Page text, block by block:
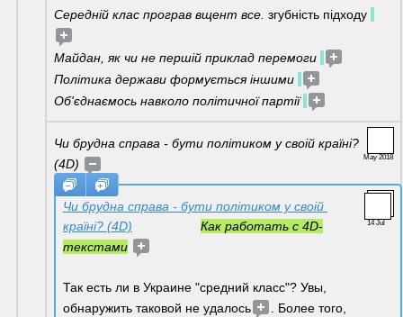
Середній клас програв вщент все. згубність підходу
Майдан, як чи не першій приклад перемоги
Політика держави формується іншими
Об'єднаємось навколо політичної партії
May 2018
Чи брудна справа - бути політиком у своій країні?
(4D)
14 Jul
Чи брудна справа - бути політиком у своій
країні? (4D)
Как работать с 4D-
текстами
Так есть ли в Украине "средний класс"? Увы,
обнаружить таковой не удалось
. Более того,